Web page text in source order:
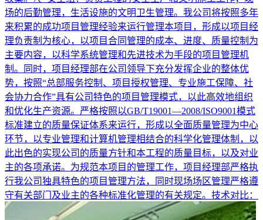
场的后勤管理，生活设施的文明卫生管理。我公司将按照多年
来积累的成功项目管理经验来运行管理本项目，形成以项目经
理负责制为核心，以项目合同管理的成本、进度、质量控制为
主要内容，以科学系统管理和先进技术为手段的项目管理机
制。同时，项目经理部在公司领导下充分发挥企业的整体优
势，按照“总部服务控制、项目授权管理、专业施工保障、社
会协力合作”具有公司特色的项目管理模式，以此高效地组织
和优化生产资源。严格按照以GB/T19001—2008/ISO9001模式
标准建立的质量保证体系来运行，形成以全面质量管理为中心
环节，以专业管理和计算机管理相结合的科学化管理体制，以
此出色的实现公司的质量方针和本工程的质量目标，以及对业
主的各项承诺。为规范本项目的管理工作，项目经理部严格执
行我公司独具特色的项目管理方法，同时现场场区管理严格遵
守有关部门及业主的各种标准化管理的有关规定。技术对比：